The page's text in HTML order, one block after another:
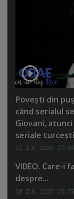
Poveşti din
când serialul
Giovani,
seriale
21 IUL 2026 17:59
VIDEO. Care-i
despre...
18 IUL 2026 15:55